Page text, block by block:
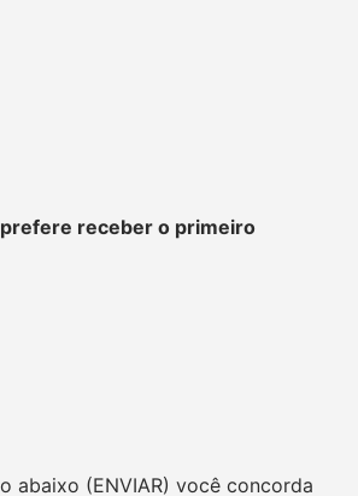
receber o primeiro
abaixo (ENVIAR) você concorda